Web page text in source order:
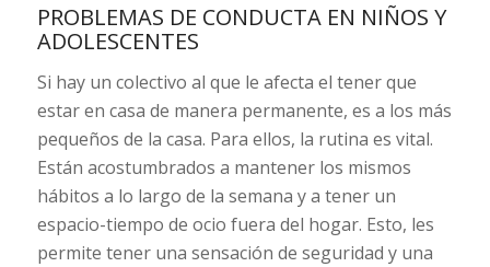
PROBLEMAS DE CONDUCTA EN NIÑOS Y
ADOLESCENTES
Si hay un colectivo al que le afecta el tener que
estar en casa de manera permanente, es a los más
pequeños de la casa. Para ellos, la rutina es vital.
Están acostumbrados a mantener los mismos
hábitos a lo largo de la semana y a tener un
espacio-tiempo de ocio fuera del hogar. Esto, les
permite tener una sensación de seguridad y una